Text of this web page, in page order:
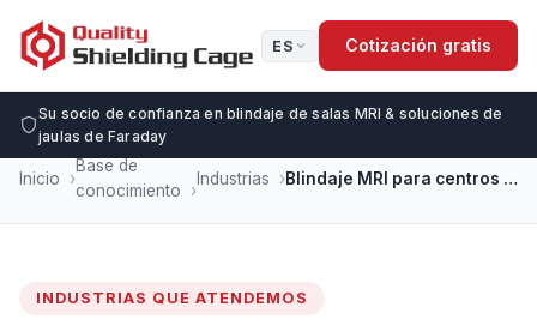
ES Cotización gratis
Su socio de confianza en blindaje de salas MRI & soluciones de
jaulas de Faraday
Inicio
Base de
conocimiento
Industrias Blindaje MRI para centros de imágenes ambulatorios
INDUSTRIAS QUE ATENDEMOS